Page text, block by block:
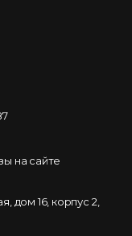
на сайте
дом 16, корпус 2,